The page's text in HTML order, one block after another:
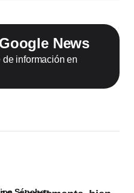
News
información en